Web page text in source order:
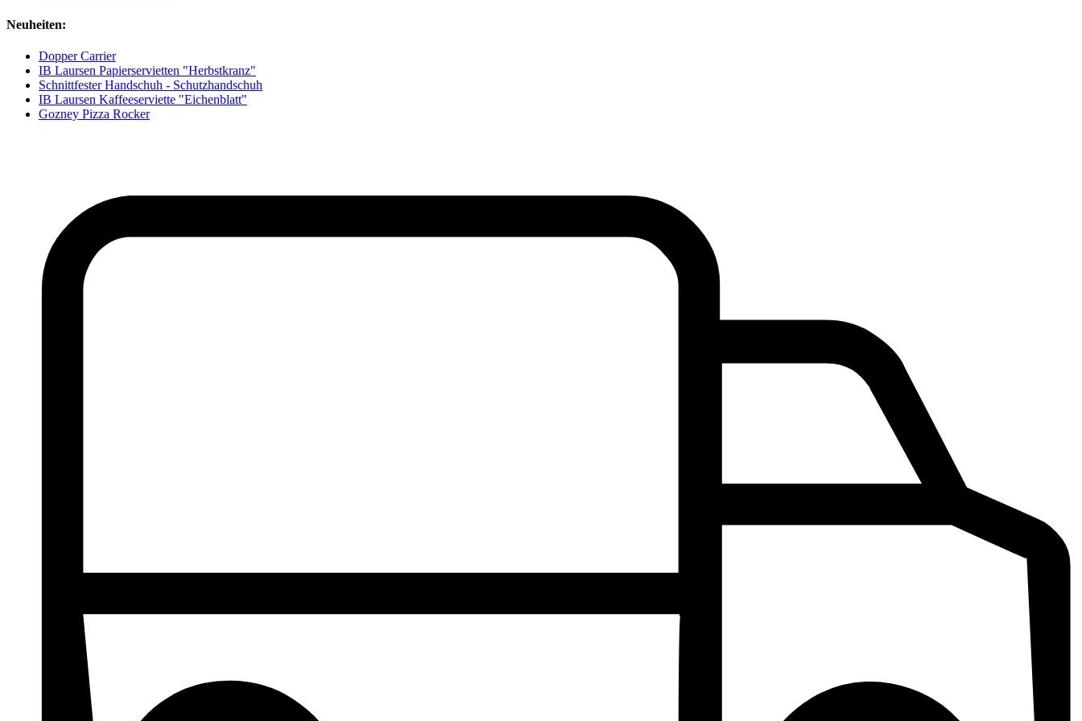
Neuheiten:
Dopper Carrier
IB Laursen Papierservietten "Herbstkranz"
Schnittfester Handschuh - Schutzhandschuh
IB Laursen Kaffeeserviette "Eichenblatt"
Gozney Pizza Rocker